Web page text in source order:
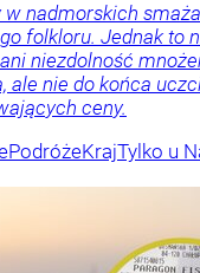
w nadmorskich
folkloru. Jednak to
niezdolność
ale nie do końca
ceny.
PodróżeKrajTylko u